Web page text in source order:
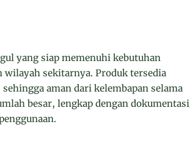
yang siap memenuhi kebutuhan
wilayah sekitarnya. Produk tersedia
aman dari kelembapan selama
besar, lengkap dengan dokumentasi